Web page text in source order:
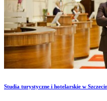
Studia turystyczne i hotelarskie w